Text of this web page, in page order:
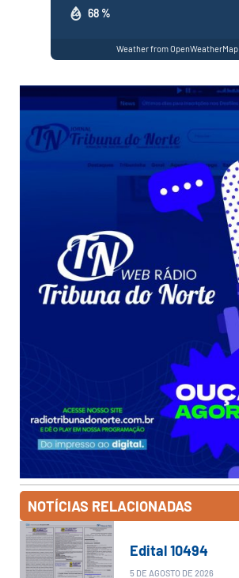
68 %
Weather from OpenWeatherMap
NOTÍCIAS RELACIONADAS
Edital 10494
5 DE AGOSTO DE 2026